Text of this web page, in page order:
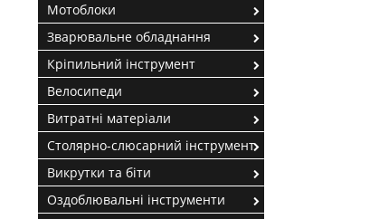
Мотоблоки
Зварювальне обладнання
Кріпильний інструмент
Велосипеди
Витратні матеріали
Столярно-слюсарний інструмент
Викрутки та біти
Оздоблювальні інструменти